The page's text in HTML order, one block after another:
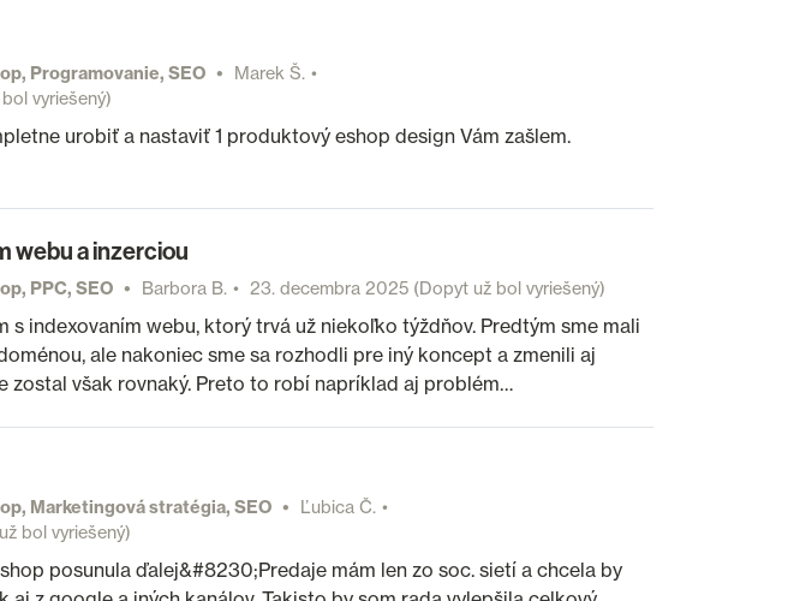
Programovanie, SEO
Marek Š.
vyriešený)
urobiť a nastaviť 1 produktový eshop design Vám zašlem.
webu a inzerciou
PPC, SEO Barbora B. 23. decembra 2025(Dopyt už bol vyriešený)
s indexovaním webu, ktorý trvá už niekoľko týždňov. Predtým sme mali
ale nakoniec sme sa rozhodli pre iný koncept a zmenili aj
zostal však rovnaký. Preto to robí napríklad aj problém…
Marketingová stratégia, SEO
Ľubica Č.
bol vyriešený)
posunula ďalej&#8230;Predaje mám len zo soc. sietí a chcela by